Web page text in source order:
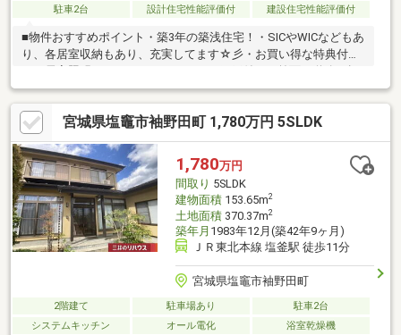
駐車2台
設計住宅性能評価付 建設住宅性能評価付
■物件おすすめポイント・築3年の築浅住宅！・SICやWICなどもあ
り、各居室収納もあり、充実してます☆彡・お買い得な特典付
広なので解放感抜群です！駐車も楽々♪・お綺麗に使用いただいて
ましたので、そのままお住まいになることも可能です♪■周辺環
境・アクセス・「本塩釜」駅徒歩７分・ヨークベニマル徒歩３
分・イオンタウン塩釜徒歩８分・すき家徒歩２分・ファミリーマ
ート徒歩５分
宮城県塩竈市袖野田町 1,780万円 5SLDK
1,780万円
間取り 5SLDK
建物面積153.65m2
土地面積370.37m2
築年月 1983年12月(築42年9ヶ月)
ＪＲ東北本線 塩釜駅 徒歩11分
宮城県塩竈市袖野田町
2階建て 駐車場あり
駐車2台
システムキッチン
オール電化 浴室乾燥機